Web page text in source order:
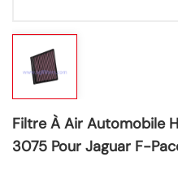
Filtre À Air Automobile
3075 Pour Jaguar F-